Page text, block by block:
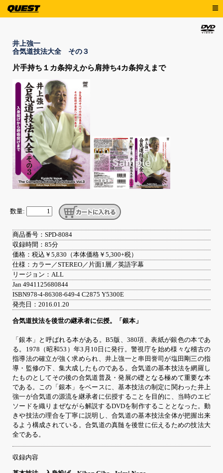
井上強一
合気道技法大全 その３
片手持ち１カ条抑えから肩持ち4カ条抑えまで
数量:
商品番号：SPD-8084
収録時間：85分
価格：税込￥5,830（本体価格￥5,300+税）
仕様：カラー／STEREO／片面1層／英語字幕
リージョン：ALL
Jan 4941125680844
ISBN978-4-86308-649-4 C2875 Y5300E
発売日：2016.01.20
合気道技法を後世の継承者に伝授。「銀本」
「銀本」と呼ばれる本がある。B5版、380項、表紙が銀色の本であ
る。1978（昭和53）年3月10日に発行。警視庁を始め様々な稽古の
指導法の確立が強く求められ、井上強一と串田誉司が塩田剛三の指
導・監修の下、集大成したものである。合気道の基本技法を網羅し
たものとしてその後の合気道普及・発展の礎となる極めて重要な本
である。この「銀本」をベースに、基本技法の制定に関わった井上
強一が合気道の源流を継承者に伝授することを目的に、当時のエピ
ソードを織りまぜながら解説するDVDを制作することとなった。動
きや技法の理合を丁寧に説明し、合気道の基本技法全体が把握出来
るよう構成されている。合気道の真髄を後世に伝えるための技法大
全である。
収録内容